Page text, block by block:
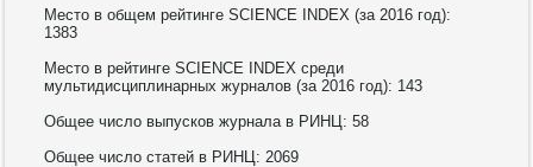
Место в общем рейтинге SCIENCE INDEX (за 2016 год):
1383
Место в рейтинге SCIENCE INDEX среди
мультидисциплинарных журналов (за 2016 год): 143
Общее число выпусков журнала в РИНЦ: 58
Общее число статей в РИНЦ: 2069